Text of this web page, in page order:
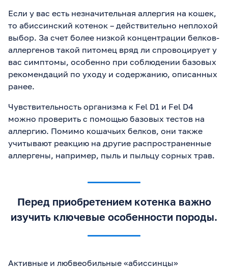
Если у вас есть незначительная аллергия на кошек,
то абиссинский котенок – действительно неплохой
выбор. За счет более низкой концентрации белков-
аллергенов такой питомец вряд ли спровоцирует у
вас симптомы, особенно при соблюдении базовых
рекомендаций по уходу и содержанию, описанных
ранее.
Чувствительность организма к Fel D1 и Fel D4
можно проверить с помощью базовых тестов на
аллергию. Помимо кошачьих белков, они также
учитывают реакцию на другие распространенные
аллергены, например, пыль и пыльцу сорных трав.
Перед приобретением котенка важно
изучить ключевые особенности породы.
Активные и любвеобильные «абиссинцы»